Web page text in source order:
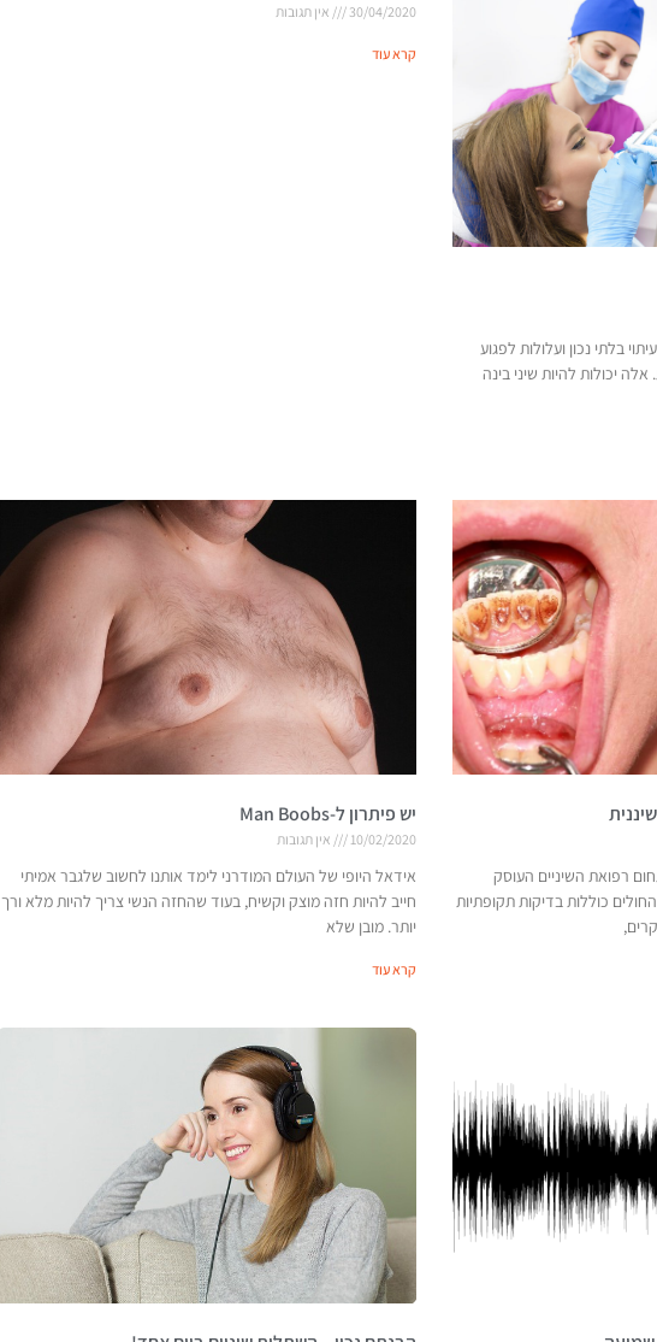
בלתי נכון ועלולות לפגוע
יכולות להיות שיני בינה
30/04/2020 אין תגובות
קרא עוד
רפואת השיניים העוסק
כוללות בדיקות תקופתיות
יש פיתרון ל-Man Boobs
10/02/2020 אין תגובות
אידאל היופי של העולם המודרני לימד אותנו לחשוב שלגבר אמיתי
חייב להיות חזה מוצק וקשיח, בעוד שהחזה הנשי צריך להיות מלא ורך
יותר. מובן שלא
קרא עוד